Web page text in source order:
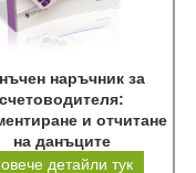
наръчник за
счетоводителя:
и отчитане
на данъците
детайли тук